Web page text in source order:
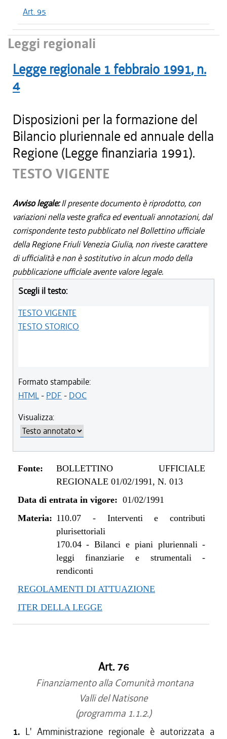
Art. 95
Leggi regionali
Legge regionale 1 febbraio 1991, n.
4
Disposizioni per la formazione del
Bilancio pluriennale ed annuale della
Regione (Legge finanziaria 1991).
TESTO VIGENTE
Avviso legale:Il presente documento è riprodotto, con
variazioni nella veste grafica ed eventuali annotazioni, dal
corrispondente testo pubblicato nel Bollettino ufficiale
della Regione Friuli Venezia Giulia, non riveste carattere
di ufficialità e non è sostitutivo in alcun modo della
pubblicazione ufficiale avente valore legale.
Scegli il testo:
TESTO VIGENTE
TESTO STORICO
Formato stampabile:
HTML- PDF - DOC
Visualizza:
Fonte:
BOLLETTINO UFFICIALE
REGIONALE 01/02/1991, N. 013
Data di entrata in vigore: 01/02/1991
Materia: 110.07- Interventi e contributi
plurisettoriali
170.04-Bilanci e piani pluriennali -
leggi finanziarie e strumentali -
rendiconti
REGOLAMENTI DI ATTUAZIONE
ITER DELLA LEGGE
Art. 76
Finanziamento alla Comunità montana
Valli del Natisone
(programma 1.1.2.)
1. L' Amministrazione regionale è autorizzata a